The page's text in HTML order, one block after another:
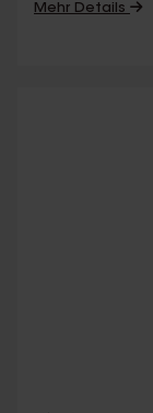
Mehr Details